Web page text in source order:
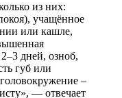
из них:
учащённое
или кашле,
дней, озноб,
губ или
–
— отвечает